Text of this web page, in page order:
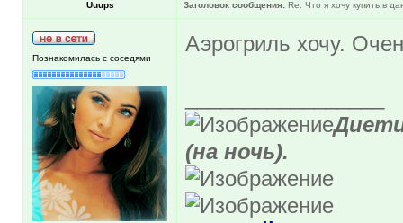
Uuups Заголовок сообщения: Re: Что я хочу купить в
Познакомилась с соседями
Аэрогриль хочу.
(на ночь).